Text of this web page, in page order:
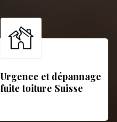
Urgence et dépannage
fuite toiture Suisse